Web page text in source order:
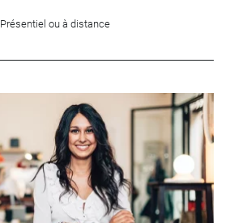
Présentiel ou à distance